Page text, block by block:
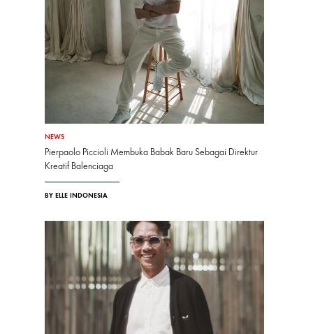
NEWS
Pierpaolo Piccioli Membuka Babak Baru Sebagai Direktur
Kreatif Balenciaga
BY ELLE INDONESIA